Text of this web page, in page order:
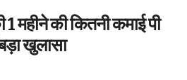
महीने की कितनी कमाई पी
बड़ा खुलासा